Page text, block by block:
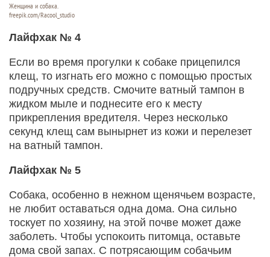
Женщина и собака.
freepik.com/Racool_studio
Лайфхак № 4
Если во время прогулки к собаке прицепился
клещ, то изгнать его можно с помощью простых
подручных средств. Смочите ватный тампон в
жидком мыле и поднесите его к месту
прикрепления вредителя. Через несколько
секунд клещ сам вынырнет из кожи и перелезет
на ватный тампон.
Лайфхак № 5
Собака, особенно в нежном щенячьем возрасте,
не любит оставаться одна дома. Она сильно
тоскует по хозяину, на этой почве может даже
заболеть. Чтобы успокоить питомца, оставьте
дома свой запах. С потрясающим собачьим